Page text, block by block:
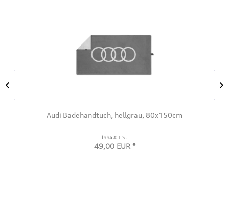
Audi Badehandtuch, hellgrau, 80x150cm
Inhalt 1 St
49,00 EUR *